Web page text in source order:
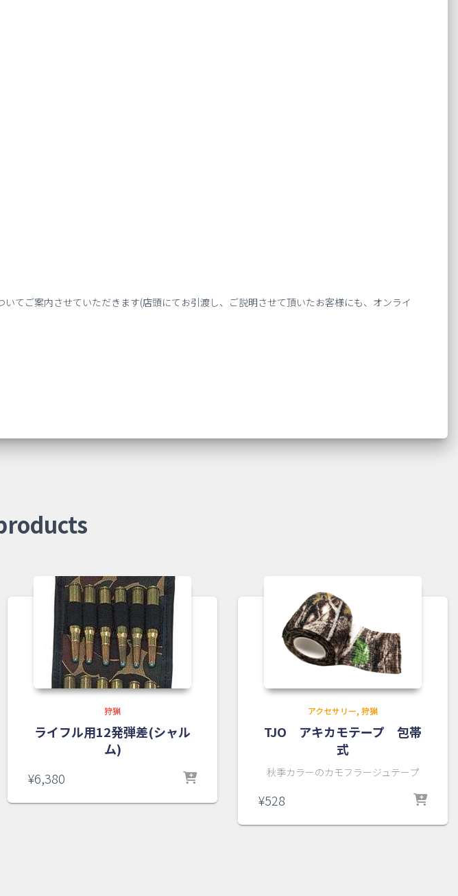
てご案内させていただきます(店頭にてお引渡し、ご説明させて頂いたお客様にも、オンライ
狩猟
ライフル用12発弾差(シャル
ム)
¥6,380
アクセサリー 狩猟
TJO アキカモテープ 包帯
式
秋季カラーのカモフラージュテープ
¥528